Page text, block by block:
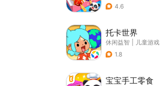
4.6
托卡世界
休闲益智
儿童游戏
1.8
宝宝手工零食